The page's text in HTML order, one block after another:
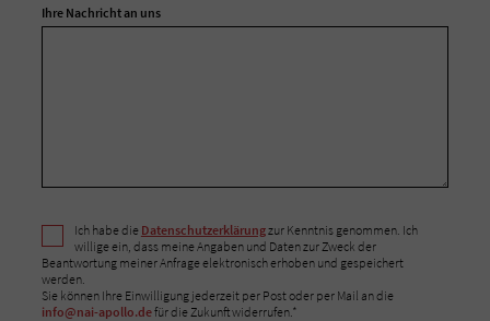
Ihre Nachricht an uns
Ich habe die Datenschutzerklärungzur Kenntnis genommen. Ich
willige ein, dass meine Angaben und Daten zur Zweck der
Beantwortung meiner Anfrage elektronisch erhoben und gespeichert
werden.
Sie können Ihre Einwilligung jederzeit per Post oder per Mail an die
info@nai-apollo.defür die Zukunft widerrufen.*